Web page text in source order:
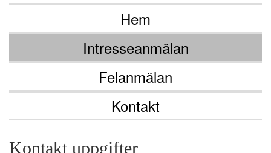
Hem
Intresseanmälan
Felanmälan
Kontakt
Kontakt uppgifter